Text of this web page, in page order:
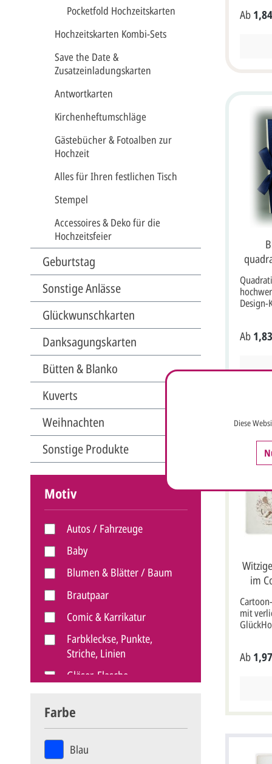
Pocketfold Hochzeitskarten
Hochzeitskarten Kombi-Sets
Save the Date &
Zusatzeinladungskarten
Antwortkarten
Kirchenheftumschläge
Gästebücher & Fotoalben zur
Hochzeit
Alles für Ihren festlichen Tisch
Stempel
Accessoires & Deko für die
Hochzeitsfeier
Geburtstag
Sonstige Anlässe
Glückwunschkarten
Danksagungskarten
Bütten & Blanko
Kuverts
Weihnachten
Sonstige Produkte
Motiv
Autos / Fahrzeuge
Baby
Blumen & Blätter / Baum
Brautpaar
Comic & Karrikatur
Farbkleckse, Punkte,
Striche, Linien
Gläser, Flasche
Herzen
Luftballon
Farbe
Blau
über
lassen"
17 cm
vorne/
dieser
Druck
ist
Ab
ganz
im
dieser
nach
Ab
im
mit
Ecken.
Mann
und
Ab
Diese